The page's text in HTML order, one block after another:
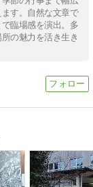
す。自然な文章で
臨場感を演出。多
の魅力を活き生き